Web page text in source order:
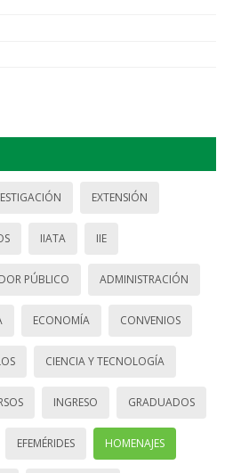
EXTENSIÓN
IIATA IIE
PÚBLICO ADMINISTRACIÓN
ECONOMÍA CONVENIOS
CIENCIA Y TECNOLOGÍA
INGRESO GRADUADOS
EFEMÉRIDES HOMENAJES